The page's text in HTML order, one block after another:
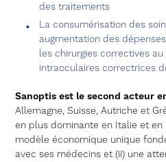
des traitements
La consumérisation des
augmentation des
les chirurgies correctives
intraoculaires correctrices
Sanoptis est le second acteur
Allemagne, Suisse, Autriche et
en plus dominante en Italie et en
modèle économique unique
avec ses médecins et (ii) une